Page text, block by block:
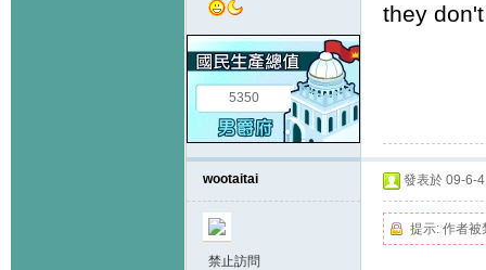
5350
they
wootaitai
禁止訪問
發表於 09-6-
提示: 作者被